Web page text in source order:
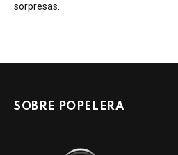
sorpresas.
SOBRE POPELERA